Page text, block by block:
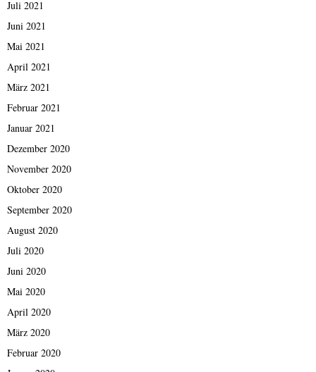
Juli 2021
Juni 2021
Mai 2021
April 2021
März 2021
Februar 2021
Januar 2021
Dezember 2020
November 2020
Oktober 2020
September 2020
August 2020
Juli 2020
Juni 2020
Mai 2020
April 2020
März 2020
Februar 2020